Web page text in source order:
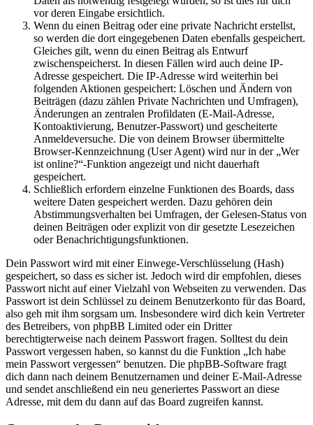
vor deren Eingabe ersichtlich.
Wenn du einen Beitrag oder eine private Nachricht erstellst,
so werden die dort eingegebenen Daten ebenfalls gespeichert.
Gleiches gilt, wenn du einen Beitrag als Entwurf
zwischenspeicherst. In diesen Fällen wird auch deine IP-
Adresse gespeichert. Die IP-Adresse wird weiterhin bei
folgenden Aktionen gespeichert: Löschen und Ändern von
Beiträgen (dazu zählen Private Nachrichten und Umfragen),
Änderungen an zentralen Profildaten (E-Mail-Adresse,
Kontoaktivierung, Benutzer-Passwort) und gescheiterte
Anmeldeversuche. Die von deinem Browser übermittelte
Browser-Kennzeichnung (User Agent) wird nur in der „Wer
ist online?“-Funktion angezeigt und nicht dauerhaft
gespeichert.
Schließlich erfordern einzelne Funktionen des Boards, dass
weitere Daten gespeichert werden. Dazu gehören dein
Abstimmungsverhalten bei Umfragen, der Gelesen-Status von
deinen Beiträgen oder explizit von dir gesetzte Lesezeichen
oder Benachrichtigungsfunktionen.
Dein Passwort wird mit einer Einwege-Verschlüsselung (Hash)
gespeichert, so dass es sicher ist. Jedoch wird dir empfohlen, dieses
Passwort nicht auf einer Vielzahl von Webseiten zu verwenden. Das
Passwort ist dein Schlüssel zu deinem Benutzerkonto für das Board,
also geh mit ihm sorgsam um. Insbesondere wird dich kein Vertreter
des Betreibers, von phpBB Limited oder ein Dritter
berechtigterweise nach deinem Passwort fragen. Solltest du dein
Passwort vergessen haben, so kannst du die Funktion „Ich habe
mein Passwort vergessen“ benutzen. Die phpBB-Software fragt
dich dann nach deinem Benutzernamen und deiner E-Mail-Adresse
und sendet anschließend ein neu generiertes Passwort an diese
Adresse, mit dem du dann auf das Board zugreifen kannst.